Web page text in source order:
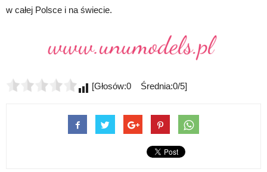
w całej Polsce i na świecie.
[Głosów:0 Średnia:0/5]